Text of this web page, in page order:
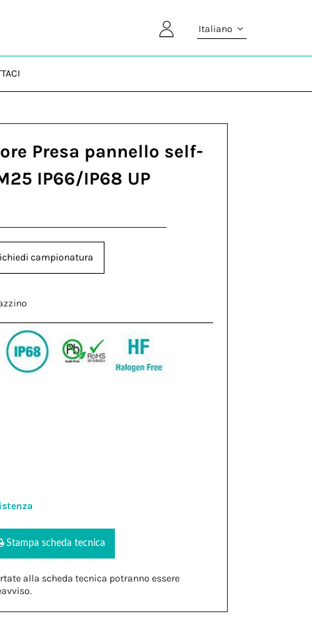
Italiano
Presa pannello self-
IP66/IP68 UP
campionatura
Stampa scheda tecnica
alla scheda tecnica potranno essere